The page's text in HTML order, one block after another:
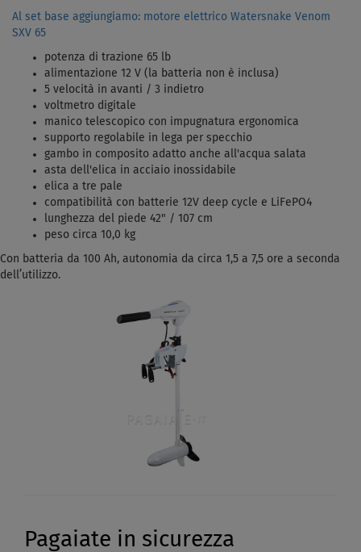
Al set base aggiungiamo: motore elettrico Watersnake Venom
SXV 65
potenza di trazione 65 lb
alimentazione 12 V (la batteria non è inclusa)
5 velocità in avanti / 3 indietro
voltmetro digitale
manico telescopico con impugnatura ergonomica
supporto regolabile in lega per specchio
gambo in composito adatto anche all'acqua salata
asta dell'elica in acciaio inossidabile
elica a tre pale
compatibilità con batterie 12V deep cycle e LiFePO4
lunghezza del piede 42" / 107 cm
peso circa 10,0 kg
Con batteria da 100 Ah, autonomia da circa 1,5 a 7,5 ore a seconda
dell’utilizzo.
Pagaiate in sicurezza